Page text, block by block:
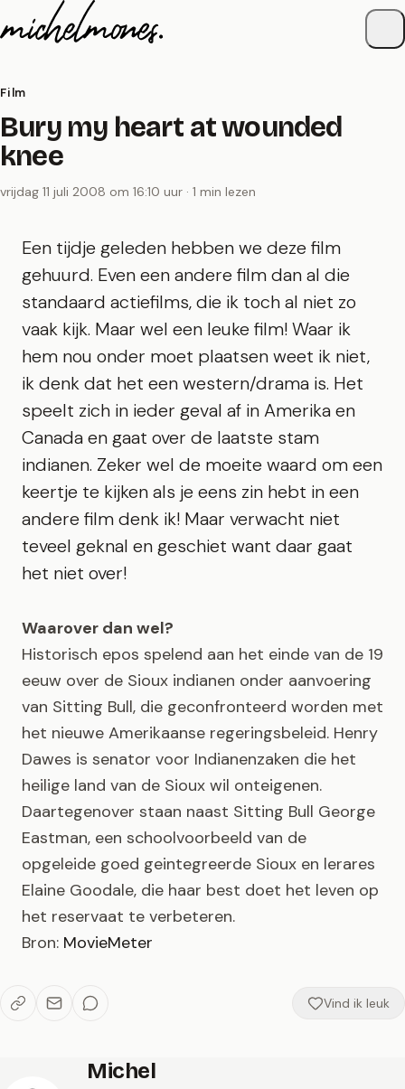
Naar de inhoud
Film
Bury my heart at wounded
knee
vrijdag 11 juli 2008 om 16:10 uur · 1 min lezen
Een tijdje geleden hebben we deze film
gehuurd. Even een andere film dan al die
standaard actiefilms, die ik toch al niet zo
vaak kijk. Maar wel een leuke film! Waar ik
hem nou onder moet plaatsen weet ik niet,
ik denk dat het een western/drama is. Het
speelt zich in ieder geval af in Amerika en
Canada en gaat over de laatste stam
indianen. Zeker wel de moeite waard om een
keertje te kijken als je eens zin hebt in een
andere film denk ik! Maar verwacht niet
teveel geknal en geschiet want daar gaat
het niet over!
Waarover dan wel?
Historisch epos spelend aan het einde van de 19
eeuw over de Sioux indianen onder aanvoering
van Sitting Bull, die geconfronteerd worden met
het nieuwe Amerikaanse regeringsbeleid. Henry
Dawes is senator voor Indianenzaken die het
heilige land van de Sioux wil onteigenen.
Daartegenover staan naast Sitting Bull George
Eastman, een schoolvoorbeeld van de
opgeleide goed geintegreerde Sioux en lerares
Elaine Goodale, die haar best doet het leven op
het reservaat te verbeteren.
Bron: MovieMeter
Vind ik leuk
Michel